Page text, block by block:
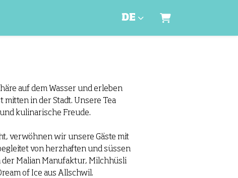
DE
Warenkorb
auf dem Wasser und erleben
in der Stadt. Unsere Tea
kulinarische Freude.
verwöhnen wir unsere Gäste mit
von herzhaften und süssen
Malian Manufaktur, Milchhüsli
of Ice aus Allschwil.